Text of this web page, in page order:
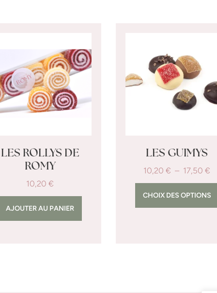
LES ROLLYS DE
ROMY
10,20€
AJOUTER AU PANIER
LES GUIMYS
10,20€ – 17,50€
CHOIX DES OPTIONS